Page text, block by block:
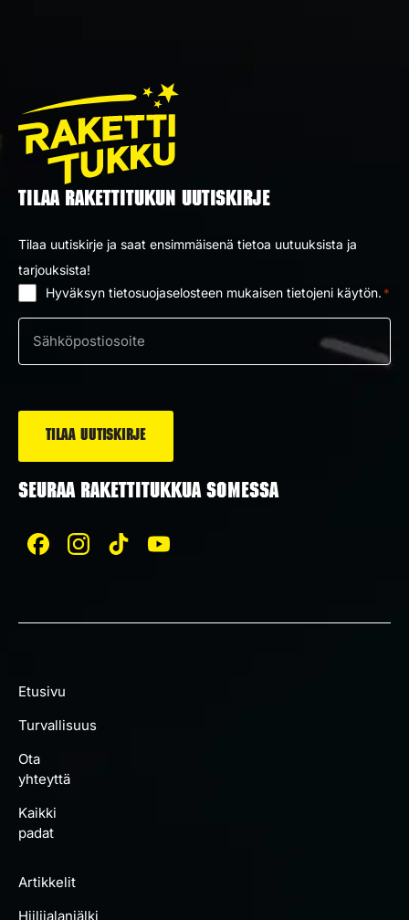
TILAA RAKETTITUKUN UUTISKIRJE
Tilaa uutiskirje ja saat ensimmäisenä tietoa uutuuksista ja
tarjouksista!
Hyväksyn tietosuojaselosteen mukaisen tietojeni käytön. *
Sähköposti
SEURAA RAKETTITUKKUA SOMESSA
Etusivu
Turvallisuus
Ota
yhteyttä
Kaikki
padat
Artikkelit
Hiilijalanjälki